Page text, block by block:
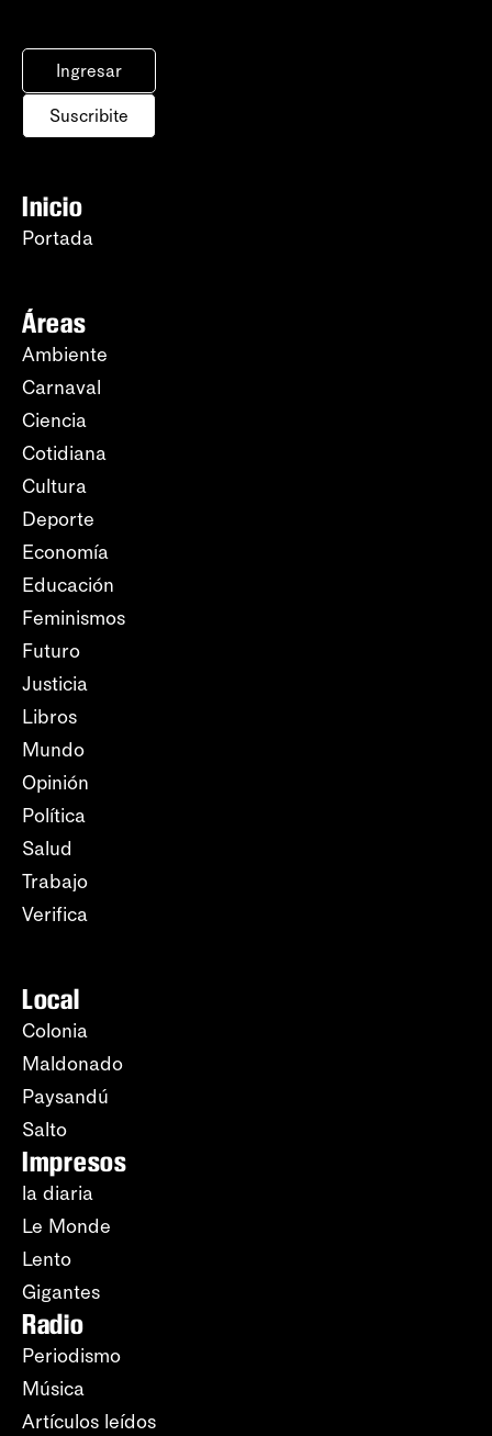
Ingresar
Suscribite
Inicio
Portada
Áreas
Ambiente
Carnaval
Ciencia
Cotidiana
Cultura
Deporte
Economía
Educación
Feminismos
Futuro
Justicia
Libros
Mundo
Opinión
Política
Salud
Trabajo
Verifica
Local
Colonia
Maldonado
Paysandú
Salto
Impresos
la diaria
Le Monde
Lento
Gigantes
Radio
Periodismo
Música
Artículos leídos